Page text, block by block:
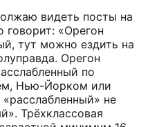
видеть посты на
говорит: «Орегон
тут можно ездить на
Орегон
по
Нью-Йорком или
не
Трёхклассовая